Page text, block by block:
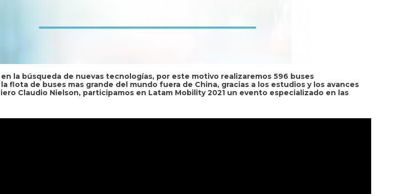
la búsqueda de nuevas tecnologías, por este motivo realizaremos 596 buses
flota de buses mas grande del mundo fuera de China, gracias a los estudios y los avances
Claudio Nielson, participamos en Latam Mobility 2021 un evento especializado en las